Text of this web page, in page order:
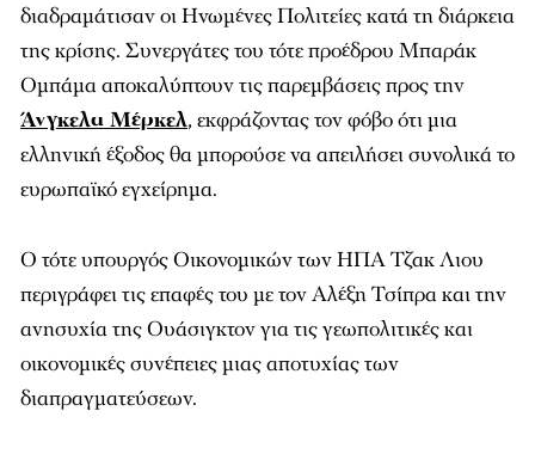
διαδραμάτισαν οι Ηνωμένες Πολιτείες κατά τη διάρκεια
της κρίσης. Συνεργάτες του τότε προέδρου Μπαράκ
Ομπάμα αποκαλύπτουν τις παρεμβάσεις προς την
Άνγκελα Μέρκελ, εκφράζοντας τον φόβο ότι μια
ελληνική έξοδος θα μπορούσε να απειλήσει συνολικά το
ευρωπαϊκό εγχείρημα.
Ο τότε υπουργός Οικονομικών των ΗΠΑ Τζακ Λιου
περιγράφει τις επαφές του με τον Αλέξη Τσίπρα και την
ανησυχία της Ουάσιγκτον για τις γεωπολιτικές και
οικονομικές συνέπειες μιας αποτυχίας των
διαπραγματεύσεων.